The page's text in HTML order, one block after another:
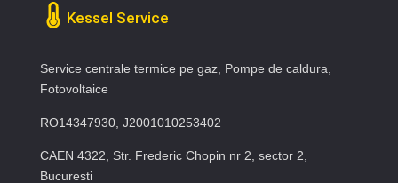
Kessel Service
Service centrale termice pe gaz, Pompe de caldura,
Fotovoltaice
RO14347930, J2001010253402
CAEN 4322, Str. Frederic Chopin nr 2, sector 2,
Bucuresti